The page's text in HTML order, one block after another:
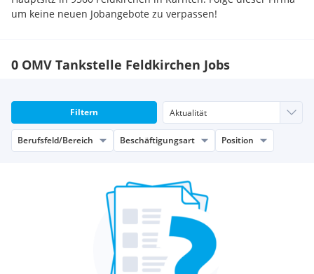
um keine neuen Jobangebote zu verpassen!
0 OMV Tankstelle Feldkirchen Jobs
Filtern
Berufsfeld/Bereich Beschäftigungsart Position